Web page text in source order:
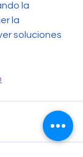
la
la
soluciones